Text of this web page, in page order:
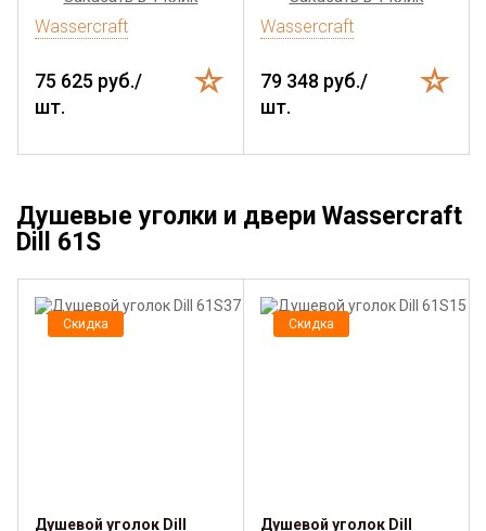
Wassercraft
75 625 руб./
шт.
Wassercraft
79 348 руб./
шт.
Душевые уголки и двери Wassercraft
Dill 61S
Скидка
Душевой уголок Dill
Скидка
Душевой уголок Dill